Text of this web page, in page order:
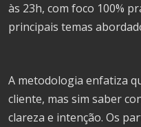
às 23h, com foco 100%
principais temas
A metodologia enfatiza
cliente, mas sim saber
clareza e intenção. Os